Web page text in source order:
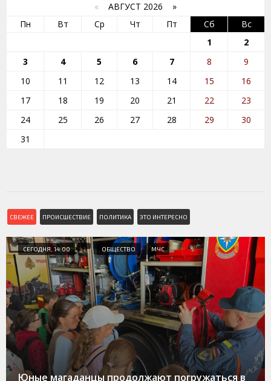
« АВГУСТ 2026 »
Пн
Вт Ср Чт Пт Сб
Вс
1
2
3
4 5 6 7 8
9
10
11 12 13 14 15
16
17
18 19 20 21 22
23
24
25 26 27 28 29
30
31
СВЕЖЕЕ ПРОИСШЕСТВИЕ ПОЛИТИКА ЭТО ИНТЕРЕСНО
СЕГОДНЯ, 14:00 ОБЩЕСТВО МЧС
Юные магаданцы продолжают погружаться в